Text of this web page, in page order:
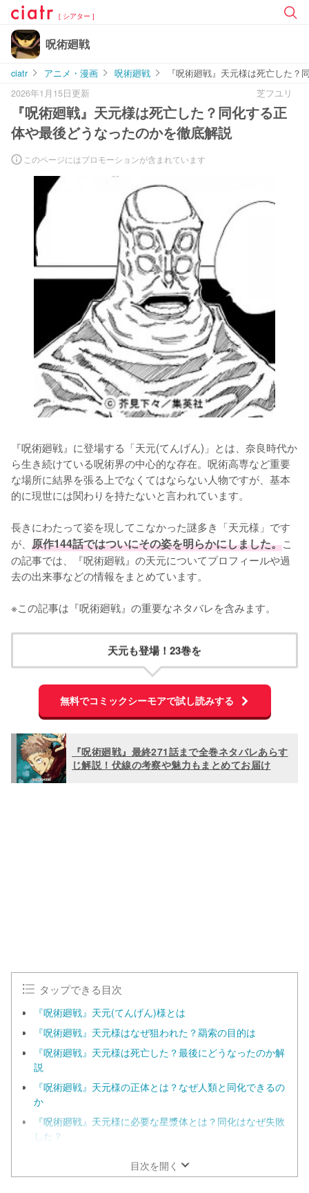
[ シアター ]
呪術廻戦
ciatr アニメ・漫画 呪術廻戦
『呪術廻戦』天元様は死亡した
2026年1月15日更新
芝フユリ
『呪術廻戦』天元様は死亡した？同化する正
体や最後どうなったのかを徹底解説
このページにはプロモーションが含まれています
『呪術廻戦』に登場する「天元(てんげん)」とは、奈良時代か
ら生き続けている呪術界の中心的な存在。呪術高専など重要
な場所に結界を張る上でなくてはならない人物ですが、基本
的に現世には関わりを持たないと言われています。
長きにわたって姿を現してこなかった謎多き「天元様」です
が、 原作144話ではついにその姿を明らかにしました。こ
の記事では、『呪術廻戦』の天元についてプロフィールや過
去の出来事などの情報をまとめています。
※この記事は『呪術廻戦』の重要なネタバレを含みます。
天元も登場！23巻を
無料でコミックシーモアで試し読みする
『呪術廻戦』最終271話まで全巻ネタバレあらす
じ解説！伏線の考察や魅力もまとめてお届け
タップできる目次
『呪術廻戦』天元(てんげん)様とは
『呪術廻戦』天元様はなぜ狙われた？羂索の目的は
『呪術廻戦』天元様は死亡した？最後にどうなったのか解
説
『呪術廻戦』天元様の正体とは？なぜ人類と同化できるの
か
『呪術廻戦』天元様に必要な星漿体とは？同化はなぜ失敗
した？
目次を開く